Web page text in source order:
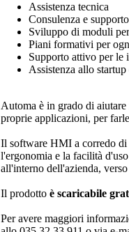
Assistenza tecnica
Consulenza e
Sviluppo di moduli
Piani formativi per
Supporto attivo per le
Assistenza allo
Automa è in grado di
proprie applicazioni, per
Il software HMI a corredo di
l'ergonomia e la facilità
all'interno dell'azienda,
Il prodotto è scaricabile
Per avere maggiori